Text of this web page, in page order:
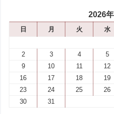
2026
日 月 火 水
2
3 4 5
9
10 11 12
16
17 18 19
23
24 25 26
30
31